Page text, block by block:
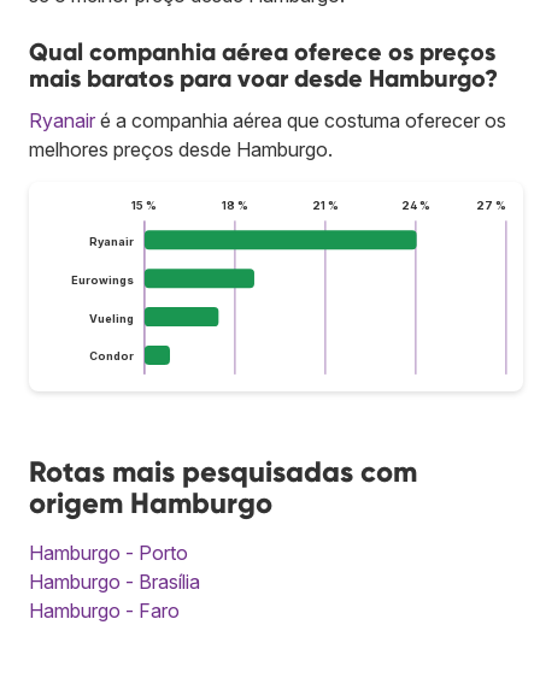
Qual companhia aérea oferece os preços
mais baratos para voar desde Hamburgo?
Ryanair é a companhia aérea que costuma oferecer os
melhores preços desde Hamburgo.
15 % 18 % 21 % 24 % 27 %
Ryanair
Eurowings
Vueling
Condor
Rotas mais pesquisadas com
origem Hamburgo
Hamburgo - Porto
Hamburgo - Brasília
Hamburgo - Faro